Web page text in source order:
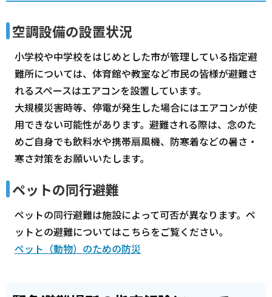
空調設備の設置状況
小学校や中学校をはじめとした市が管理している指定避
難所については、体育館や教室など市民の皆様が避難さ
れるスペースはエアコンを設置しています。
大規模災害時等、停電が発生した場合にはエアコンが使
用できない可能性があります。避難される際は、念のた
めご自身でも飲料水や携帯扇風機、防寒着などの暑さ・
寒さ対策をお願いいたします。
ペットの同行避難
ペットの同行避難は施設によって可否が異なります。ペ
ットとの避難についてはこちらをご覧ください。
ペット（動物）のための防災